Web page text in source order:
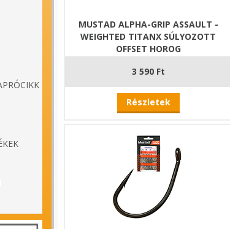
MUSTAD ALPHA-GRIP ASSAULT -
WEIGHTED TITANX SÚLYOZOTT
OFFSET HOROG
3 590 Ft
Részletek